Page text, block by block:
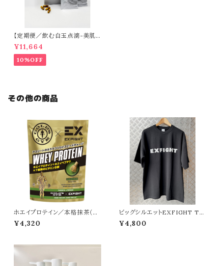
【定期便／飲む白玉点滴-美肌
目的の方-】CLEAR（60日分）
¥11,664
10%OFF
その他の商品
ホエイプロテイン／本格抹茶（36
0g）
¥4,320
ビッグシルエットEXFIGHT Tシ
ャツ（ブラック）
¥4,800